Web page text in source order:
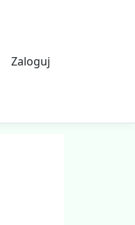
Zaloguj